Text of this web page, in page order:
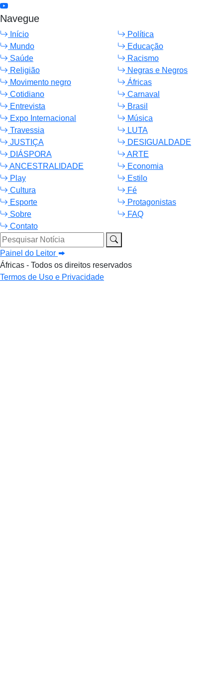
Navegue
Início
Política
Mundo
Educação
Saúde
Racismo
Religião
Negras e Negros
Movimento negro
Áfricas
Cotidiano
Carnaval
Entrevista
Brasil
Expo Internacional
Música
Travessia
LUTA
JUSTIÇA
DESIGUALDADE
DIÁSPORA
ARTE
ANCESTRALIDADE
Economia
Play
Estilo
Cultura
Fé
Esporte
Protagonistas
Sobre
FAQ
Contato
Pesquisar Notícia
Painel do Leitor
Áfricas - Todos os direitos reservados
Termos de Uso e Privacidade